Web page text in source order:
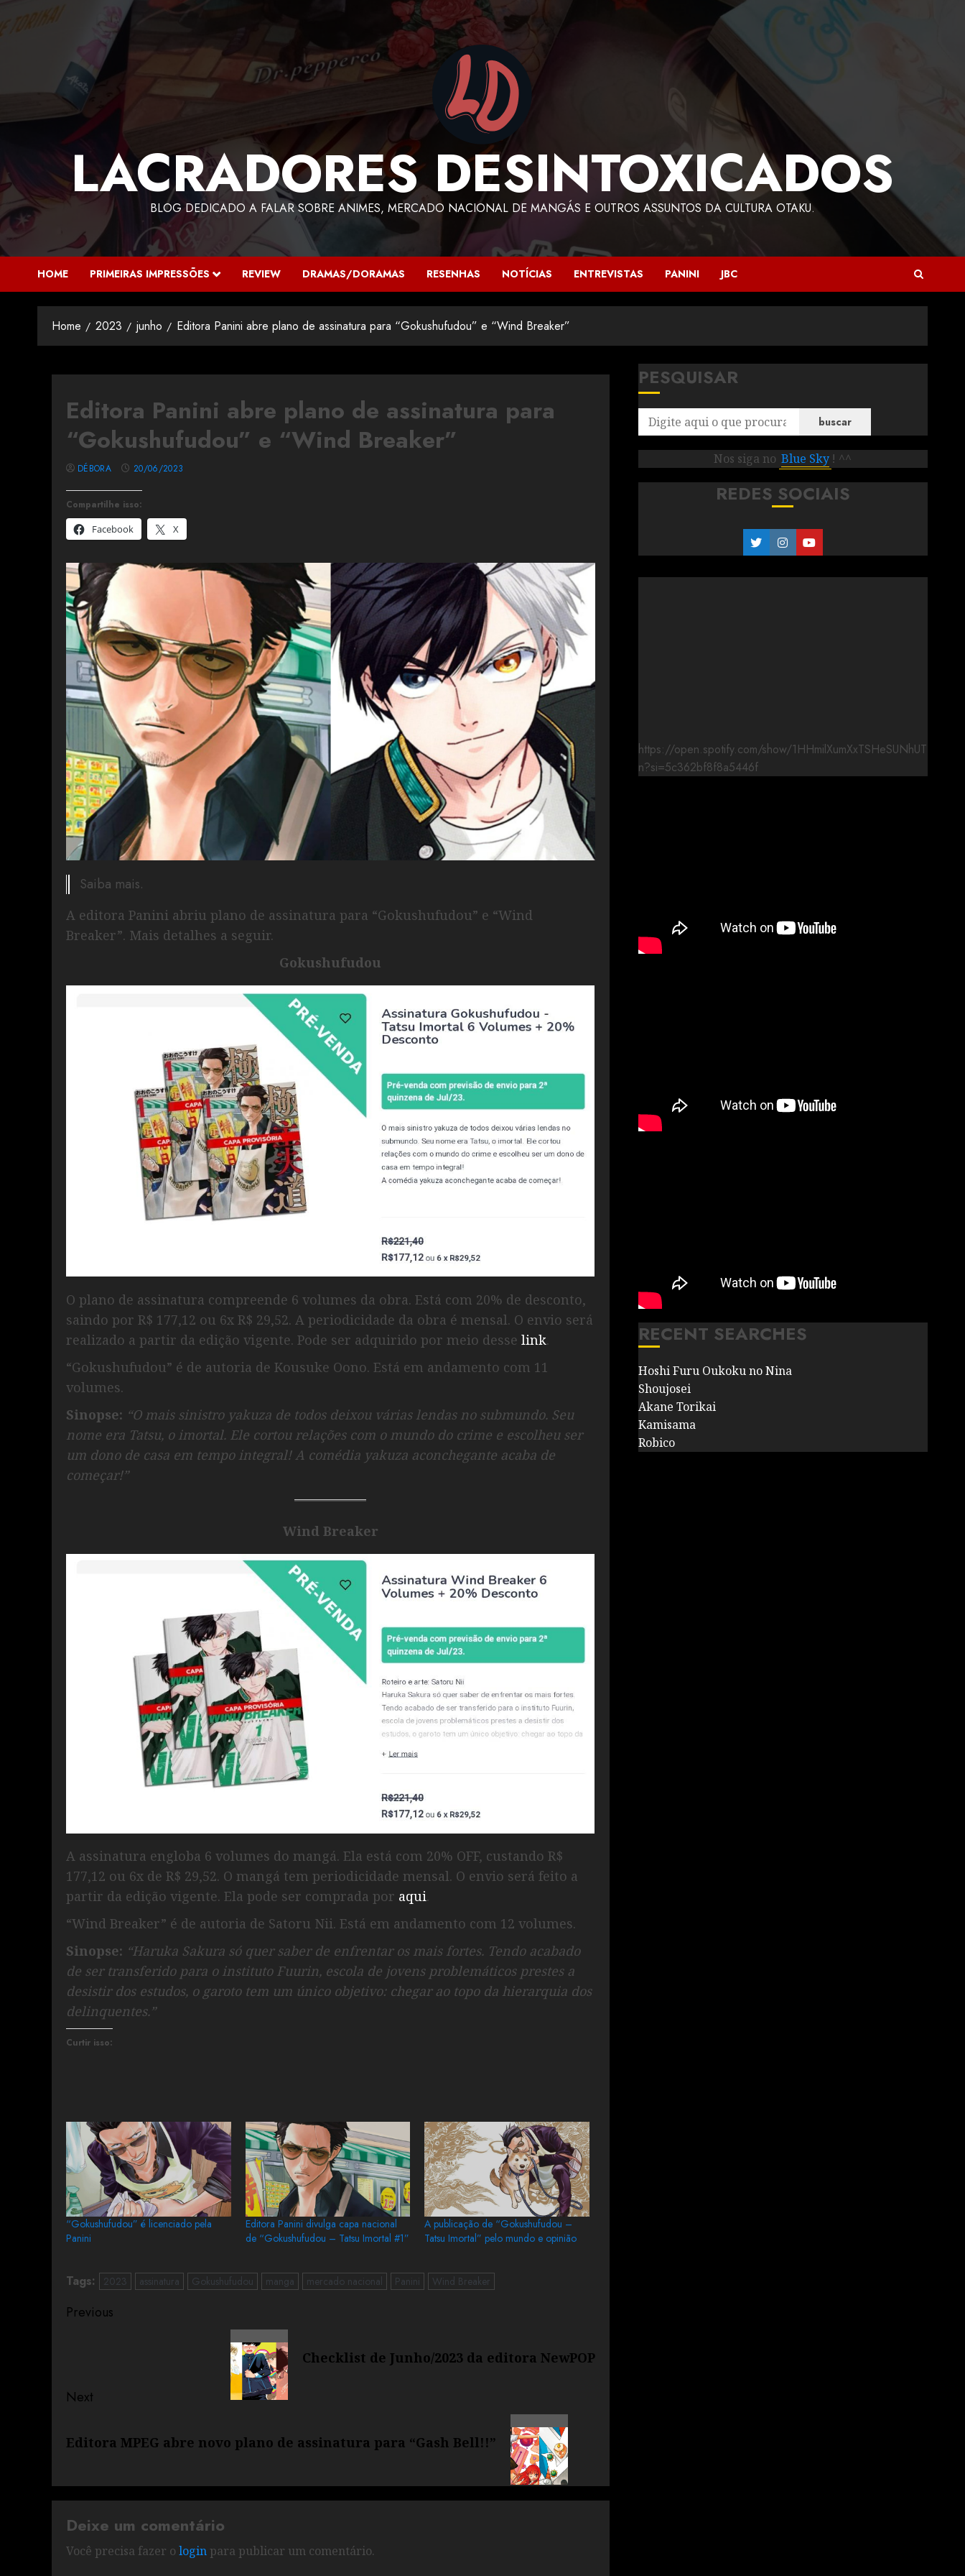
LACRADORES DESINTOXICADOS
BLOG DEDICADO A FALAR SOBRE ANIMES, MERCADO NACIONAL DE MANGÁS E OUTROS ASSUNTOS DA CULTURA OTAKU.
HOME PRIMEIRAS IMPRESSÕES REVIEW DRAMAS/DORAMAS RESENHAS NOTÍCIAS ENTREVISTAS PANINI JBC
Home 2023 junho Editora Panini abre plano de assinatura para “Gokushufudou” e “Wind Breaker”
Editora Panini abre plano de assinatura para
“Gokushufudou” e “Wind Breaker”
Compartilhe isso:
Facebook
X
DÉBORA 20/06/2023
Saiba mais.
A editora Panini abriu plano de assinatura para “Gokushufudou” e “Wind
Breaker”. Mais detalhes a seguir.
Gokushufudou
O plano de assinatura compreende 6 volumes da obra. Está com 20% de desconto,
saindo por R$ 177,12 ou 6x R$ 29,52. A periodicidade da obra é mensal. O envio será
realizado a partir da edição vigente. Pode ser adquirido por meio desse link.
“Gokushufudou” é de autoria de Kousuke Oono. Está em andamento com 11
volumes.
Sinopse: “O mais sinistro yakuza de todos deixou várias lendas no submundo. Seu
nome era Tatsu, o imortal. Ele cortou relações com o mundo do crime e escolheu ser
um dono de casa em tempo integral! A comédia yakuza aconchegante acaba de
começar!”
Wind Breaker
A assinatura engloba 6 volumes do mangá. Ela está com 20% OFF, custando R$
177,12 ou 6x de R$ 29,52. O mangá tem periodicidade mensal. O envio será feito a
partir da edição vigente. Ela pode ser comprada por aqui.
“Wind Breaker” é de autoria de Satoru Nii. Está em andamento com 12 volumes.
Sinopse: “Haruka Sakura só quer saber de enfrentar os mais fortes. Tendo acabado
de ser transferido para o instituto Fuurin, escola de jovens problemáticos prestes a
desistir dos estudos, o garoto tem um único objetivo: chegar ao topo da hierarquia dos
delinquentes.”
Curtir isso:
“Gokushufudou” é licenciado pela
Panini
Editora Panini divulga capa nacional
de “Gokushufudou – Tatsu Imortal #1”
A publicação de “Gokushufudou –
Tatsu Imortal” pelo mundo e opinião
Tags: 2023 assinatura Gokushufudou manga mercado nacional Panini Wind Breaker
Previous
Checklist de Junho/2023 da editora NewPOP
Next
Editora MPEG abre novo plano de assinatura para “Gash Bell!!”
Deixe um comentário
Você precisa fazer o login para publicar um comentário.
PESQUISAR
buscar
Nos siga no Blue Sky ! ^^
REDES SOCIAIS
https://open.spotify.com/show/1HHmilXumXxTSHeSUNhUT
n?si=5c362bf8f8a5446f
RECENT SEARCHES
Hoshi Furu Oukoku no Nina
Shoujosei
Akane Torikai
Kamisama
Robico